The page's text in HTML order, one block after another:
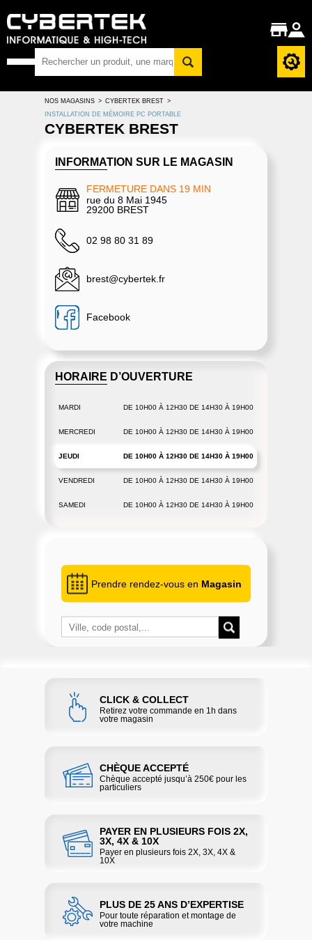
NOS MAGASINS > CYBERTEK BREST >
INSTALLATION DE MÉMOIRE PC PORTABLE
CYBERTEK BREST
INFORMATION SUR LE MAGASIN
FERMETURE DANS 19 MIN
rue du 8 Mai 1945
29200 BREST
02 98 80 31 89
brest@cybertek.fr
Facebook
HORAIRE D’OUVERTURE
MARDI DE 10H00 À 12H30 DE 14H30 À 19H00
MERCREDI DE 10H00 À 12H30 DE 14H30 À 19H00
JEUDI DE 10H00 À 12H30 DE 14H30 À 19H00
VENDREDI DE 10H00 À 12H30 DE 14H30 À 19H00
SAMEDI DE 10H00 À 12H30 DE 14H30 À 19H00
Prendre rendez-vous en Magasin
CLICK & COLLECT
Retirez votre commande en 1h dans
votre magasin
CHÈQUE ACCEPTÉ
Chèque accepté jusqu’à 250€ pour les
particuliers
PAYER EN PLUSIEURS FOIS 2X,
3X, 4X & 10X
Payer en plusieurs fois 2X, 3X, 4X &
10X
PLUS DE 25 ANS D’EXPERTISE
Pour toute réparation et montage de
votre machine